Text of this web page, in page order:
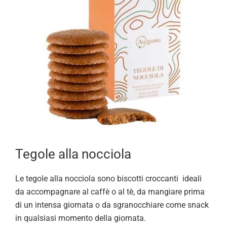
Tegole alla nocciola
Le tegole alla nocciola sono biscotti croccanti ideali
da accompagnare al caffè o al tè, da mangiare prima
di un intensa giornata o da sgranocchiare come snack
in qualsiasi momento della giornata.